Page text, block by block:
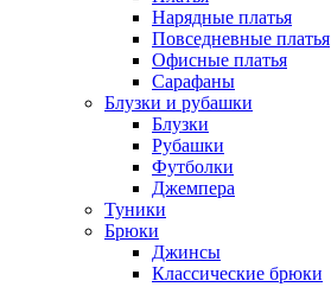
Нарядные платья
Повседневные платья
Офисные платья
Сарафаны
Блузки и рубашки
Блузки
Рубашки
Футболки
Джемпера
Туники
Брюки
Джинсы
Классические брюки